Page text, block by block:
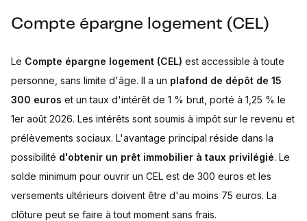
Compte épargne logement (CEL)
Le Compte épargne logement (CEL) est accessible à toute
personne, sans limite d'âge. Il a un plafond de dépôt de 15
300 euros et un taux d'intérêt de 1 % brut, porté à 1,25 % le
1er août 2026. Les intérêts sont soumis à impôt sur le revenu et
prélèvements sociaux. L'avantage principal réside dans la
possibilité d'obtenir un prêt immobilier à taux privilégié. Le
solde minimum pour ouvrir un CEL est de 300 euros et les
versements ultérieurs doivent être d'au moins 75 euros. La
clôture peut se faire à tout moment sans frais.